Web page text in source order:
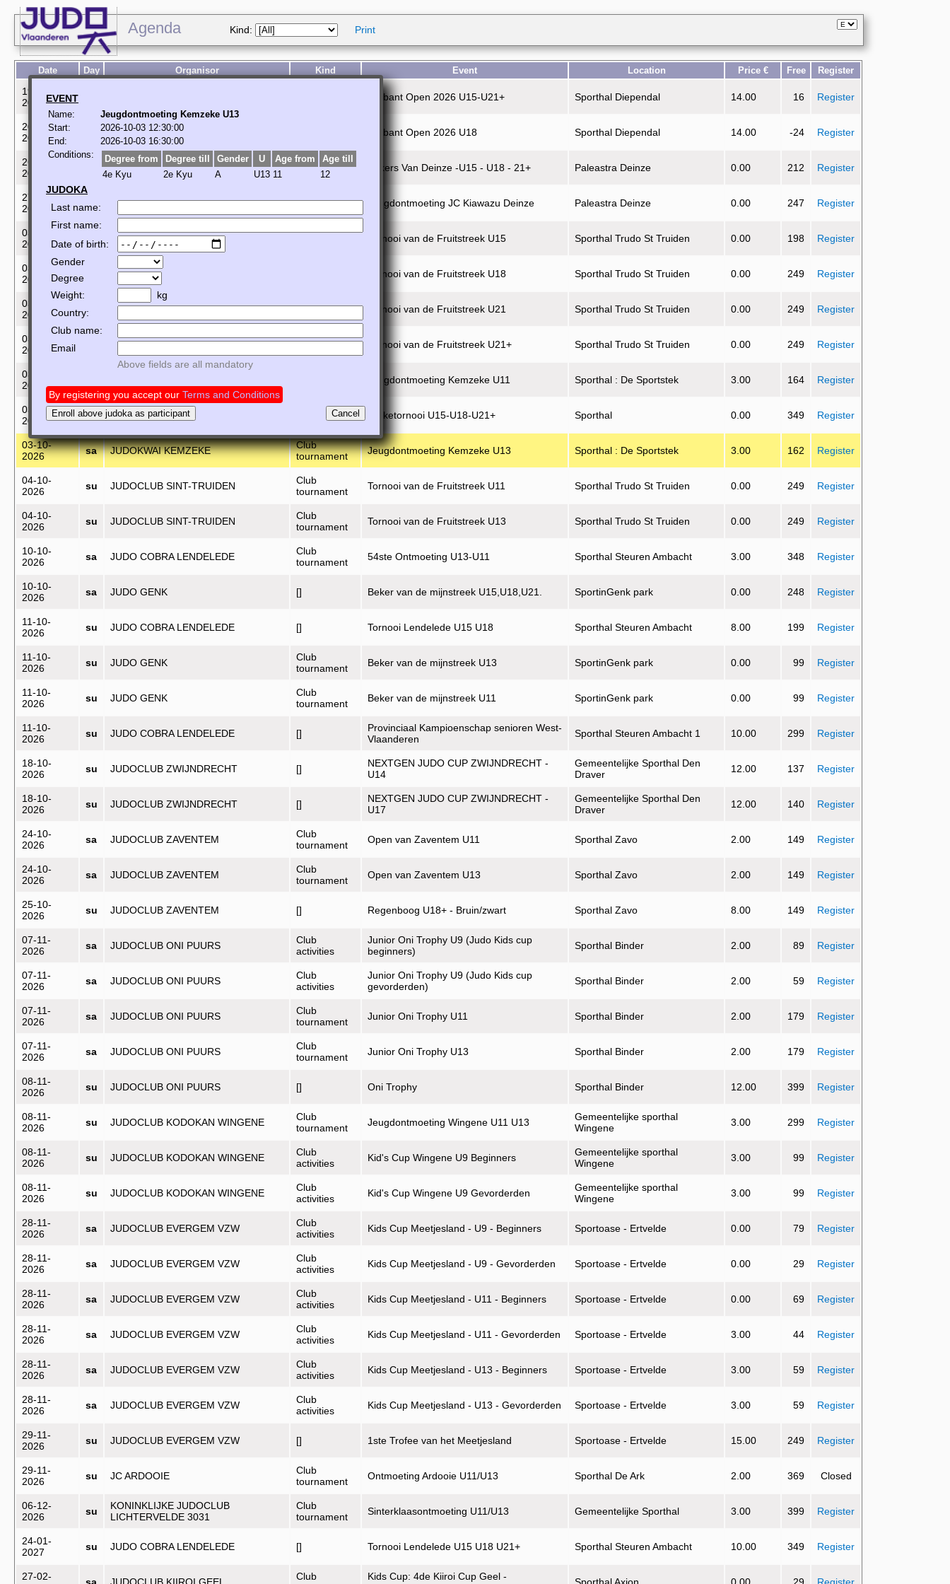
Agenda Kind: Print
EVENT
Name:
Jeugdontmoeting Kemzeke U13
Start:
2026-10-03 12:30:00
End:
2026-10-03 16:30:00
Conditions:
Degree from Degree till Gender U Age from
Age till
4e Kyu
2e Kyu A U13 11 12
JUDOKA
Last name:
First name:
Date of birth:
Gender
Degree
Weight:
kg
Country:
Club name:
Email
Above fields are all mandatory
By registering you accept our Terms and Conditions
Enroll above judoka as participant Cancel
Date Day Organisor Kind Event Location Price € Free Register
19-09-
2026
Brabant Open 2026 U15-U21+ Sporthal Diependal 14.00 16 Register
20-09-
2026
JUDOCLUB TERVUREN Brabant Open 2026 U18 Sporthal Diependal 14.00 -24 Register
26-09-
2026
KIAWAZU KWAI DEINZE [] Bekers Van Deinze -U15 - U18 - 21+ Paleastra Deinze 0.00 212 Register
27-09-
2026
KIAWAZU KWAI DEINZE Jeugdontmoeting JC Kiawazu Deinze Paleastra Deinze 0.00 247 Register
03-10-
2026
sa JUDOCLUB SINT-TRUIDEN Tornooi van de Fruitstreek U15 Sporthal Trudo St Truiden 0.00 198 Register
03-10-
2026
JUDOCLUB SINT-TRUIDEN Tornooi van de Fruitstreek U18 Sporthal Trudo St Truiden 0.00 249 Register
03-10-
2026
sa JUDOCLUB SINT-TRUIDEN [] Tornooi van de Fruitstreek U21 Sporthal Trudo St Truiden 0.00 249 Register
03-10-
2026
JUDOCLUB SINT-TRUIDEN [] Tornooi van de Fruitstreek U21+ Sporthal Trudo St Truiden 0.00 249 Register
03-10-
2026
Jeugdontmoeting Kemzeke U11 Sporthal : De Sportstek 3.00 164 Register
03-10-
2026
sa JOKOHAZAM Kreketornooi U15-U18-U21+ Sporthal 0.00 349 Register
03-10-
2026
sa JUDOKWAI KEMZEKE
Club
tournament
Jeugdontmoeting Kemzeke U13 Sporthal : De Sportstek 3.00 162 Register
04-10-
2026
su JUDOCLUB SINT-TRUIDEN
Club
tournament
Tornooi van de Fruitstreek U11 Sporthal Trudo St Truiden 0.00 249 Register
04-10-
2026
su JUDOCLUB SINT-TRUIDEN
Club
tournament
Tornooi van de Fruitstreek U13 Sporthal Trudo St Truiden 0.00 249 Register
10-10-
2026
sa JUDO COBRA LENDELEDE
Club
tournament
54ste Ontmoeting U13-U11 Sporthal Steuren Ambacht 3.00 348 Register
10-10-
2026
sa JUDO GENK [] Beker van de mijnstreek U15,U18,U21. SportinGenk park 0.00 248 Register
11-10-
2026
su JUDO COBRA LENDELEDE [] Tornooi Lendelede U15 U18 Sporthal Steuren Ambacht 8.00 199 Register
11-10-
2026
su JUDO GENK
Club
tournament
Beker van de mijnstreek U13 SportinGenk park 0.00 99 Register
11-10-
2026
su JUDO GENK
Club
tournament
Beker van de mijnstreek U11 SportinGenk park 0.00 99 Register
11-10-
2026
su JUDO COBRA LENDELEDE []
Provinciaal Kampioenschap senioren West-
Vlaanderen
Sporthal Steuren Ambacht 1 10.00 299 Register
18-10-
2026
su JUDOCLUB ZWIJNDRECHT []
NEXTGEN JUDO CUP ZWIJNDRECHT -
U14
Gemeentelijke Sporthal Den
Draver
12.00 137 Register
18-10-
2026
su JUDOCLUB ZWIJNDRECHT []
NEXTGEN JUDO CUP ZWIJNDRECHT -
U17
Gemeentelijke Sporthal Den
Draver
12.00 140 Register
24-10-
2026
sa JUDOCLUB ZAVENTEM
Club
tournament
Open van Zaventem U11 Sporthal Zavo 2.00 149 Register
24-10-
2026
sa JUDOCLUB ZAVENTEM
Club
tournament
Open van Zaventem U13 Sporthal Zavo 2.00 149 Register
25-10-
2026
su JUDOCLUB ZAVENTEM [] Regenboog U18+ - Bruin/zwart Sporthal Zavo 8.00 149 Register
07-11-
2026
sa JUDOCLUB ONI PUURS
Club
activities
Junior Oni Trophy U9 (Judo Kids cup
beginners)
Sporthal Binder 2.00 89 Register
07-11-
2026
sa JUDOCLUB ONI PUURS
Club
activities
Junior Oni Trophy U9 (Judo Kids cup
gevorderden)
Sporthal Binder 2.00 59 Register
07-11-
2026
sa JUDOCLUB ONI PUURS
Club
tournament
Junior Oni Trophy U11 Sporthal Binder 2.00 179 Register
07-11-
2026
sa JUDOCLUB ONI PUURS
Club
tournament
Junior Oni Trophy U13 Sporthal Binder 2.00 179 Register
08-11-
2026
su JUDOCLUB ONI PUURS [] Oni Trophy Sporthal Binder 12.00 399 Register
08-11-
2026
su JUDOCLUB KODOKAN WINGENE
Club
tournament
Jeugdontmoeting Wingene U11 U13
Gemeentelijke sporthal
Wingene
3.00 299 Register
08-11-
2026
su JUDOCLUB KODOKAN WINGENE
Club
activities
Kid's Cup Wingene U9 Beginners
Gemeentelijke sporthal
Wingene
3.00 99 Register
08-11-
2026
su JUDOCLUB KODOKAN WINGENE
Club
activities
Kid's Cup Wingene U9 Gevorderden
Gemeentelijke sporthal
Wingene
3.00 99 Register
28-11-
2026
sa JUDOCLUB EVERGEM VZW
Club
activities
Kids Cup Meetjesland - U9 - Beginners Sportoase - Ertvelde 0.00 79 Register
28-11-
2026
sa JUDOCLUB EVERGEM VZW
Club
activities
Kids Cup Meetjesland - U9 - Gevorderden Sportoase - Ertvelde 0.00 29 Register
28-11-
2026
sa JUDOCLUB EVERGEM VZW
Club
activities
Kids Cup Meetjesland - U11 - Beginners Sportoase - Ertvelde 0.00 69 Register
28-11-
2026
sa JUDOCLUB EVERGEM VZW
Club
activities
Kids Cup Meetjesland - U11 - Gevorderden Sportoase - Ertvelde 3.00 44 Register
28-11-
2026
sa JUDOCLUB EVERGEM VZW
Club
activities
Kids Cup Meetjesland - U13 - Beginners Sportoase - Ertvelde 3.00 59 Register
28-11-
2026
sa JUDOCLUB EVERGEM VZW
Club
activities
Kids Cup Meetjesland - U13 - Gevorderden Sportoase - Ertvelde 3.00 59 Register
29-11-
2026
su JUDOCLUB EVERGEM VZW [] 1ste Trofee van het Meetjesland Sportoase - Ertvelde 15.00 249 Register
29-11-
2026
su JC ARDOOIE
Club
tournament
Ontmoeting Ardooie U11/U13 Sporthal De Ark 2.00 369 Closed
06-12-
2026
su
KONINKLIJKE JUDOCLUB
LICHTERVELDE 3031
Club
tournament
Sinterklaasontmoeting U11/U13 Gemeentelijke Sporthal 3.00 399 Register
24-01-
2027
su JUDO COBRA LENDELEDE [] Tornooi Lendelede U15 U18 U21+ Sporthal Steuren Ambacht 10.00 349 Register
27-02-
Club
Kids Cup: 4de Kiiroi Cup Geel -